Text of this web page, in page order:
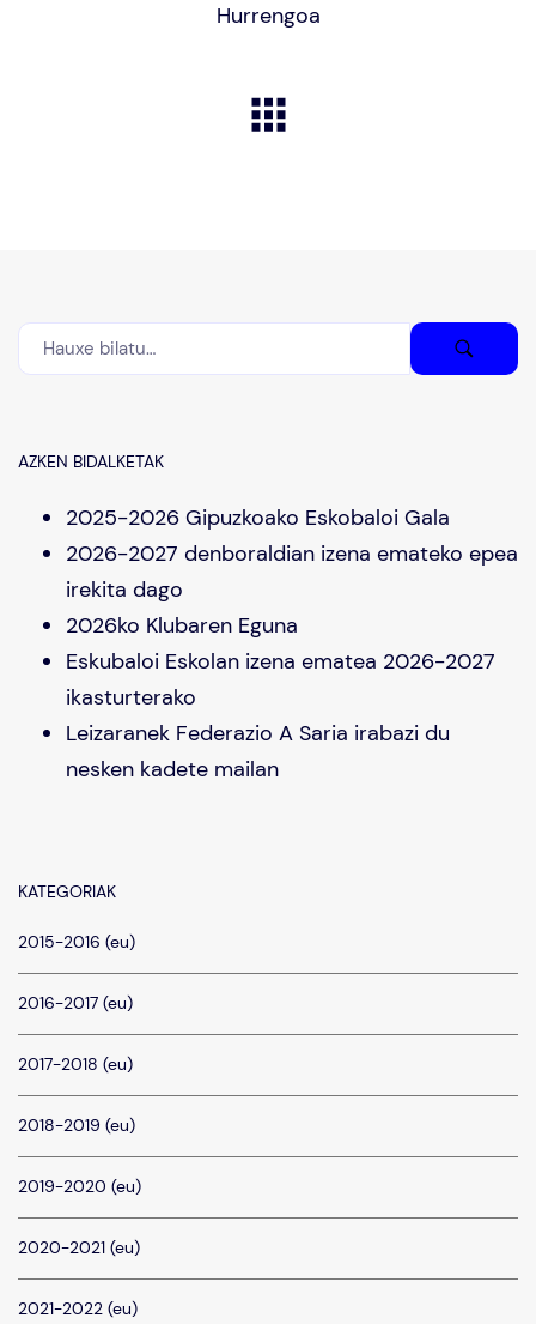
Hurrengoa
AZKEN BIDALKETAK
2025-2026 Gipuzkoako Eskobaloi Gala
2026-2027 denboraldian izena emateko epea
irekita dago
2026ko Klubaren Eguna
Eskubaloi Eskolan izena ematea 2026-2027
ikasturterako
Leizaranek Federazio A Saria irabazi du
nesken kadete mailan
KATEGORIAK
2015-2016 (eu)
2016-2017 (eu)
2017-2018 (eu)
2018-2019 (eu)
2019-2020 (eu)
2020-2021 (eu)
2021-2022 (eu)